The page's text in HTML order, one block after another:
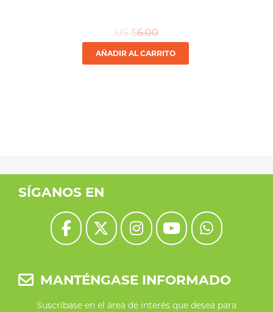
US $6.00
AÑADIR AL CARRITO
SÍGANOS EN
MANTÉNGASE INFORMADO
Suscríbase en el área de interés que desea para